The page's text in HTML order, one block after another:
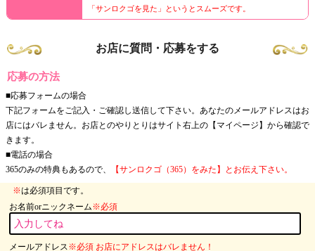
「サンロクゴを見た」というとスムーズです。
お店に質問・応募をする
応募の方法
■応募フォームの場合
下記フォームをご記入・ご確認し送信して下さい。あなたのメールアドレスはお
店にはバレません。お店とのやりとりはサイト右上の【マイページ】から確認で
きます。
■電話の場合
365のみの特典もあるので、
【サンロクゴ（365）をみた】とお伝え下さい。
※は必須項目です。
お名前orニックネーム※必須
メールアドレス※必須 お店にアドレスはバレません！